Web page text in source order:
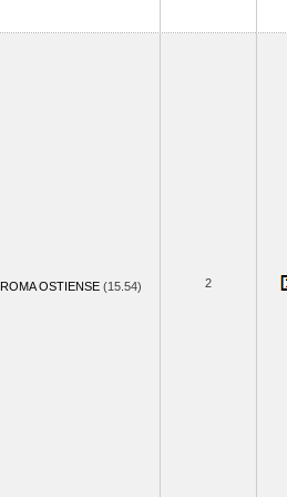
ROMA OSTIENSE (15.54) 2